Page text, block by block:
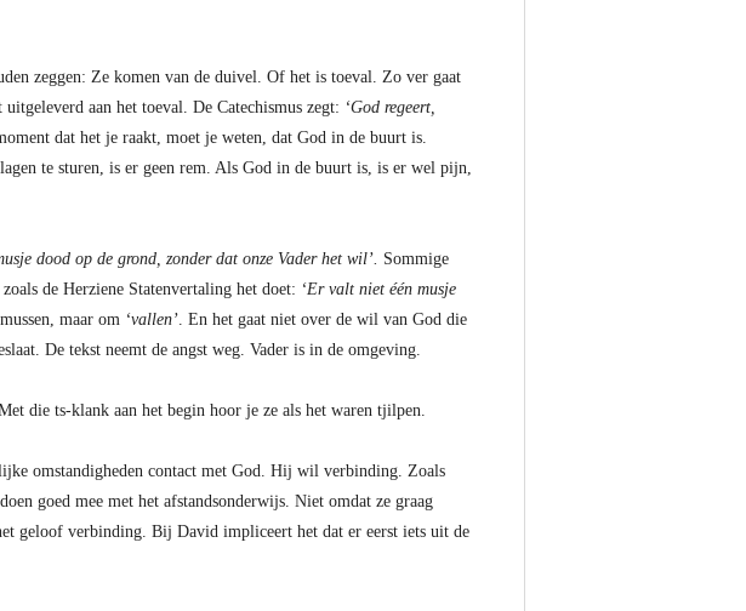
zeggen: Ze komen van de duivel. Of het is toeval. Zo ver gaat
aan het toeval. De Catechismus zegt: ‘God regeert,
dat het je raakt, moet je weten, dat God in de buurt is.
te sturen, is er geen rem. Als God in de buurt is, is er wel pijn,
dood op de grond, zonder dat onze Vader het wil’. Sommige
de Herziene Statenvertaling het doet: ‘Er valt niet één musje
maar om ‘vallen’. En het gaat niet over de wil van God die
De tekst neemt de angst weg. Vader is in de omgeving.
die ts-klank aan het begin hoor je ze als het waren tjilpen.
omstandigheden contact met God. Hij wil verbinding. Zoals
goed mee met het afstandsonderwijs. Niet omdat ze graag
geloof verbinding. Bij David impliceert het dat er eerst iets uit de